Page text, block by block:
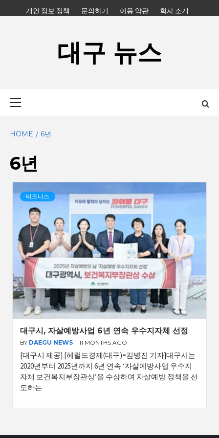
to
개인 정보 정책 문의하기 이용 약관 회사 소개
대구 뉴스
HOME 6년
6년
비즈니스
대구시, 자살예방사업 6년 연속 우수지자체 선정
BY DAEGU NEWS 11 MONTHS AGO
[대구시 제공] [헤럴드경제(대구)=김병진 기자]대구시는
2020년부터 2025년까지 6년 연속 ‘자살예방사업 우수지
자체 보건복지부장관상’을 수상하며 자살예방 정책을 선
도하는